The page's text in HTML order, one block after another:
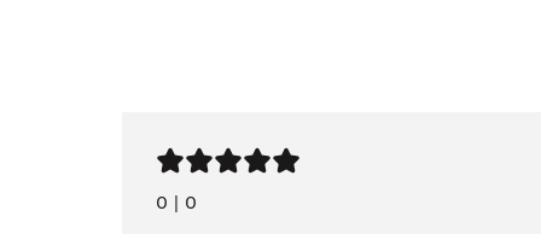
0 | 0